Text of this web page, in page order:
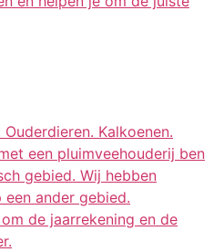
Kalkoenen.
een pluimveehouderij ben
gebied. Wij hebben
ander gebied.
de jaarrekening en de